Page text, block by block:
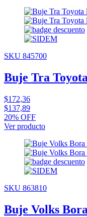
SKU 845700
Buje Tra
$172,36
$137,89
20% OFF
Ver producto
SKU 863810
Buje Volks